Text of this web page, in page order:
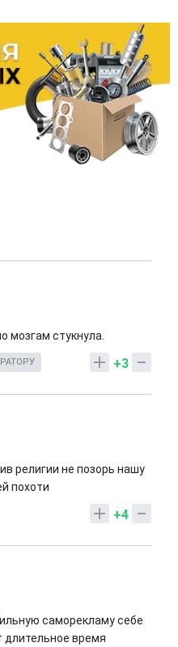
мозгам стукнула.
+3
религии не позорь нашу
похоти
+4
саморекламу себе
длительное время